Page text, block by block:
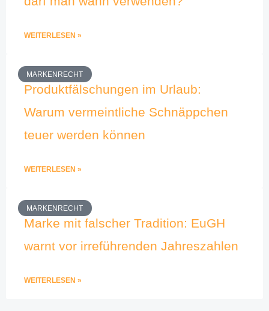
WEITERLESEN »
MARKENRECHT
Produktfälschungen im Urlaub:
Warum vermeintliche Schnäppchen
teuer werden können
WEITERLESEN »
MARKENRECHT
Marke mit falscher Tradition: EuGH
warnt vor irreführenden Jahreszahlen
WEITERLESEN »